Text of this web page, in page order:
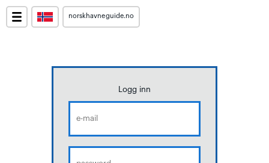
norskhavneguide.no
Logg inn